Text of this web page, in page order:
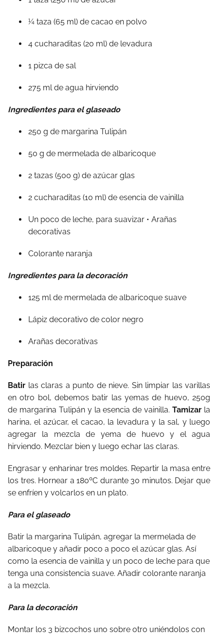
¼ taza (65 ml) de cacao en polvo
4 cucharaditas (20 ml) de levadura
1 pizca de sal
275 ml de agua hirviendo
Ingredientes para el glaseado
250 g de margarina Tulipán
50 g de mermelada de albaricoque
2 tazas (500 g) de azúcar glas
2 cucharaditas (10 ml) de esencia de vainilla
Un poco de leche, para suavizar • Arañas
decorativas
Colorante naranja
Ingredientes para la decoración
125 ml de mermelada de albaricoque suave
Lápiz decorativo de color negro
Arañas decorativas
Preparación
Batir las claras a punto de nieve. Sin limpiar las varillas
en otro bol, debemos batir las yemas de huevo, 250g
de margarina Tulipán y la esencia de vainilla.Tamizar la
harina, el azúcar, el cacao, la levadura y la sal, y luego
agregar la mezcla de yema de huevo y el agua
hirviendo. Mezclar bien y luego echar las claras.
Engrasar y enharinar tres moldes. Repartir la masa entre
los tres. Hornear a 180ºC durante 30 minutos. Dejar que
se enfríen y volcarlos en un plato.
Para el glaseado
Batir la margarina Tulipán, agregar la mermelada de
albaricoque y añadir poco a poco el azúcar glas. Así
como la esencia de vainilla y un poco de leche para que
tenga una consistencia suave. Añadir colorante naranja
a la mezcla.
Para la decoración
Montar los 3 bizcochos uno sobre otro uniéndolos con